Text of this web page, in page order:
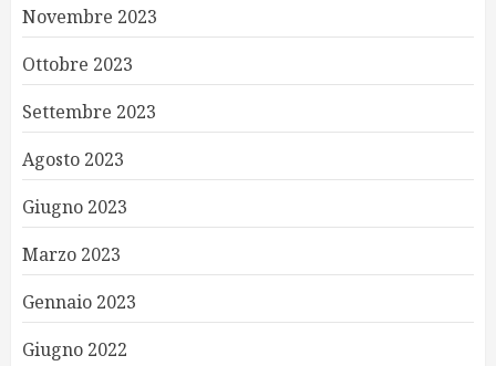
Novembre 2023
Ottobre 2023
Settembre 2023
Agosto 2023
Giugno 2023
Marzo 2023
Gennaio 2023
Giugno 2022